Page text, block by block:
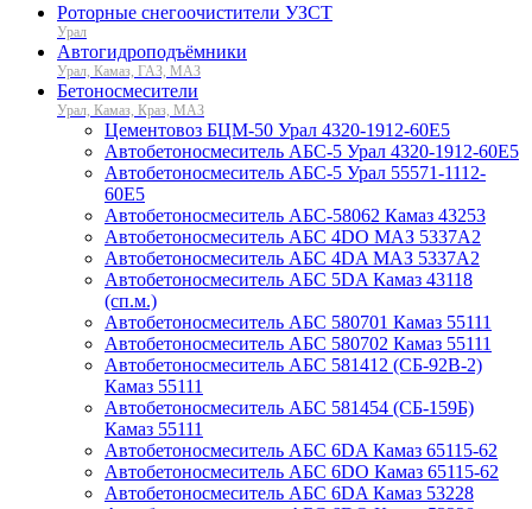
Роторные снегоочистители УЗСТ
Урал
Автогидроподъёмники
Урал, Камаз, ГАЗ, МАЗ
Бетоносмесители
Урал, Камаз, Краз, МАЗ
Цементовоз БЦМ-50 Урал 4320-1912-60Е5
Автобетоносмеситель АБС-5 Урал 4320-1912-60Е5
Автобетоносмеситель АБС-5 Урал 55571-1112-
60Е5
Автобетоносмеситель АБС-58062 Камаз 43253
Автобетоносмеситель АБС 4DO МАЗ 5337А2
Автобетоносмеситель АБС 4DA МАЗ 5337А2
Автобетоносмеситель АБС 5DA Камаз 43118
(сп.м.)
Автобетоносмеситель АБС 580701 Камаз 55111
Автобетоносмеситель АБС 580702 Камаз 55111
Автобетоносмеситель АБС 581412 (СБ-92В-2)
Камаз 55111
Автобетоносмеситель АБС 581454 (СБ-159Б)
Камаз 55111
Автобетоносмеситель АБС 6DA Камаз 65115-62
Автобетоносмеситель АБС 6DO Камаз 65115-62
Автобетоносмеситель АБС 6DA Камаз 53228